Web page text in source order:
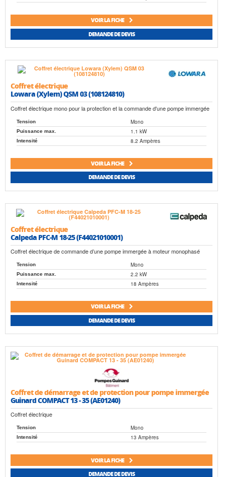
VOIR LA FICHE
DEMANDE DE DEVIS
Coffret électrique
Lowara (Xylem) QSM 03 (108124810)
Coffret électrique mono pour la protection et la commande d'une pompe immergée
Tension Mono
Puissance max. 1.1 kW
Intensité 8.2 Ampères
VOIR LA FICHE
DEMANDE DE DEVIS
Coffret électrique
Calpeda PFC-M 18-25 (F44021010001)
Coffret électrique de commande d’une pompe immergée à moteur monophasé
Tension Mono
Puissance max. 2.2 kW
Intensité 18 Ampères
VOIR LA FICHE
DEMANDE DE DEVIS
Coffret de démarrage et de protection pour pompe immergée
Guinard COMPACT 13 - 35 (AE01240)
Coffret électrique
Tension Mono
Intensité 13 Ampères
VOIR LA FICHE
DEMANDE DE DEVIS